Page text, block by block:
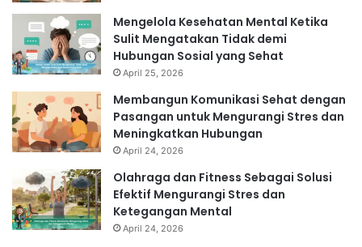
Mengelola Kesehatan Mental Ketika
Sulit Mengatakan Tidak demi
Hubungan Sosial yang Sehat
April 25, 2026
Membangun Komunikasi Sehat dengan
Pasangan untuk Mengurangi Stres dan
Meningkatkan Hubungan
April 24, 2026
Olahraga dan Fitness Sebagai Solusi
Efektif Mengurangi Stres dan
Ketegangan Mental
April 24, 2026